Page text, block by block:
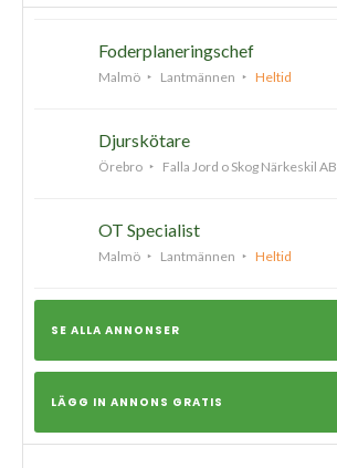
Foderplaneringschef
Malmö Lantmännen Heltid
Djurskötare
Örebro Falla Jord o Skog Närkeskil AB
OT Specialist
Malmö Lantmännen Heltid
SE ALLA ANNONSER
LÄGG IN ANNONS GRATIS